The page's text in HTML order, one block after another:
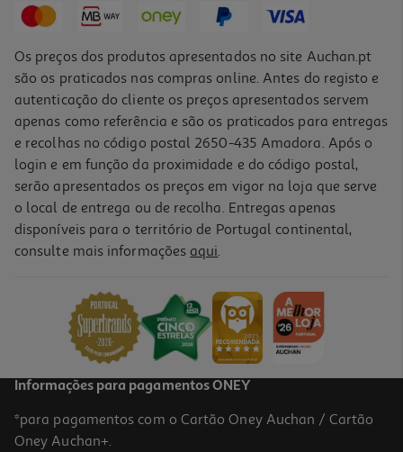
4.9
Lego Cristiano Ronaldo - Destaques Do Futebol 43012
29,99 €
Os preços dos produtos apresentados no site Auchan.pt
são os praticados nas compras online. Antes do registo e
autenticação do cliente os preços apresentados servem
apenas como referência e são os praticados para entregas
e recolhas no código postal 2650-435 Amadora. Após o
login e em função da proximidade e do código postal,
serão apresentados os preços em vigor na loja que serve
o local de entrega ou de recolha. Entregas apenas
disponíveis para o território de Portugal continental,
consulte mais informações aqui.
Informações para pagamentos ONEY
*para pagamentos com o Cartão Oney Auchan / Cartão
Oney Auchan+.